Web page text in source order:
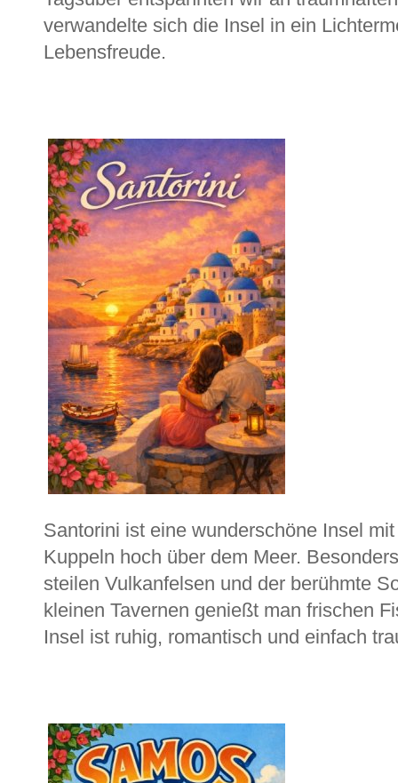
verwandelte sich die Insel in ein
Lebensfreude.
Santorini ist eine wunderschöne Insel
Kuppeln hoch über dem Meer.
steilen Vulkanfelsen und der berühmte
kleinen Tavernen genießt man frischen
Insel ist ruhig, romantisch und einfach